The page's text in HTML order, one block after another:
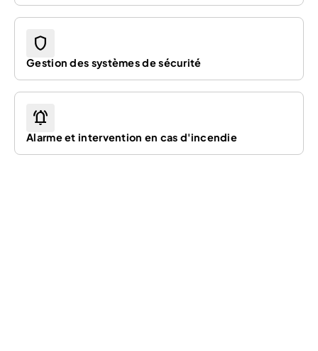
shield
Gestion des systèmes de sécurité
notifications_active
Alarme et intervention en cas d'incendie